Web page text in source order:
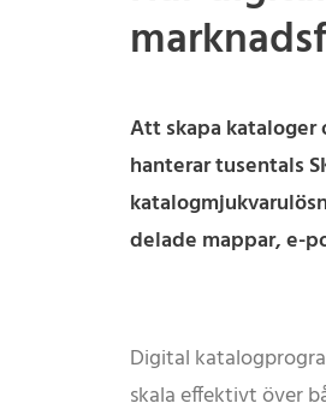
Att skapa kataloger
hanterar tusentals
delade mappar, e-
Digital
skala effektivt över